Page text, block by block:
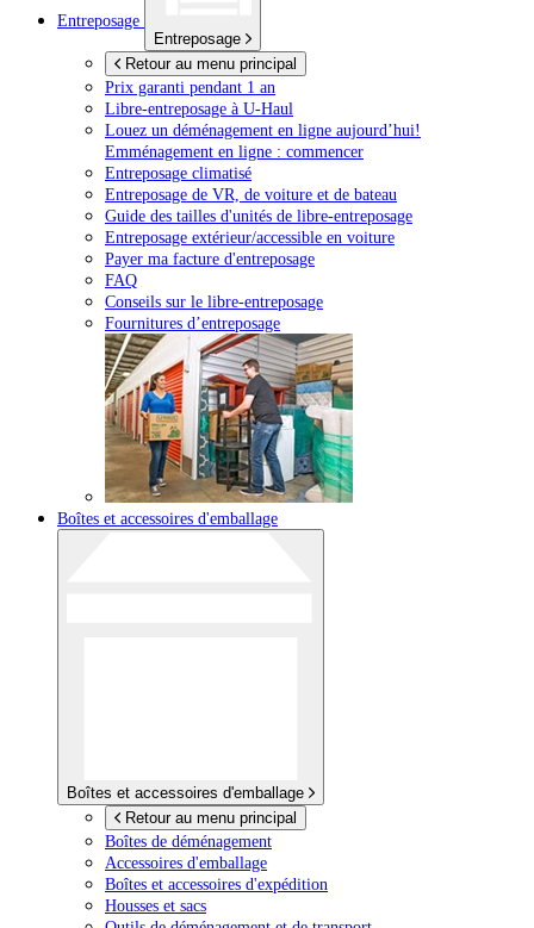
Entreposage
Entreposage
Retour au menu principal
Prix garanti pendant 1 an
Libre-entreposage à U-Haul
Louez un déménagement en ligne aujourd’hui!
Emménagement en ligne : commencer
Entreposage climatisé
Entreposage de VR, de voiture et de bateau
Guide des tailles d'unités de libre-entreposage
Entreposage extérieur/accessible en voiture
Payer ma facture d'entreposage
FAQ
Conseils sur le libre-entreposage
Fournitures d’entreposage
Boîtes et accessoires d'emballage
Boîtes et accessoires d'emballage
Retour au menu principal
Boîtes de déménagement
Accessoires d'emballage
Boîtes et accessoires d'expédition
Housses et sacs